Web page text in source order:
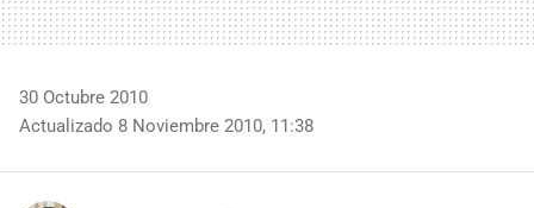
30 Octubre 2010
Actualizado 8 Noviembre 2010, 11:38